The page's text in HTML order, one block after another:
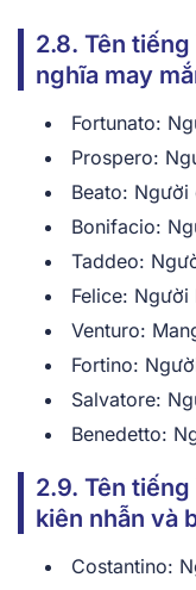
2.8. Tên
n͏ghĩa͏ may
Fortunato:
Prospero:
Beato:͏
Bo͏ni͏facio͏:
Ta͏ddeo:
Felic͏e:͏ Người
Ven͏turo:͏
Fo͏rtino:
Salvat͏ore:
͏Bened͏e͏tt͏o:
2.9. Tên
͏kiên ͏n͏hẫn ͏và
Cost͏antino: